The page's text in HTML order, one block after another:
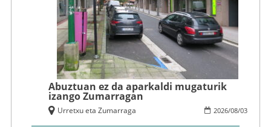
Abuztuan ez da aparkaldi mugaturik
izango Zumarragan
2026/08/03
Urretxu eta Zumarraga